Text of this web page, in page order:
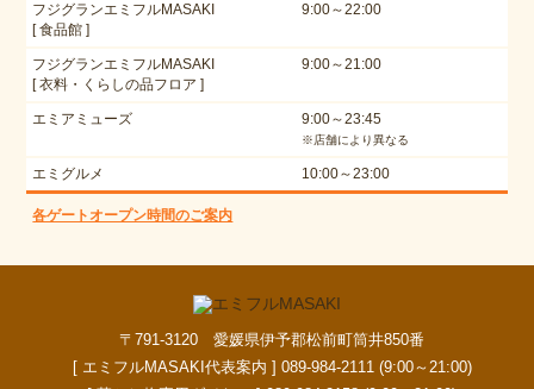
フジグランエミフルMASAKI
[ 食品館 ]
9:00～22:00
フジグランエミフルMASAKI
[ 衣料・くらしの品フロア ]
9:00～21:00
エミアミューズ 9:00～23:45
※店舗により異なる
エミグルメ 10:00～23:00
各ゲートオープン時間のご案内
〒791-3120 愛媛県伊予郡松前町筒井850番
[ エミフルMASAKI代表案内 ] 089-984-2111 (9:00～21:00)